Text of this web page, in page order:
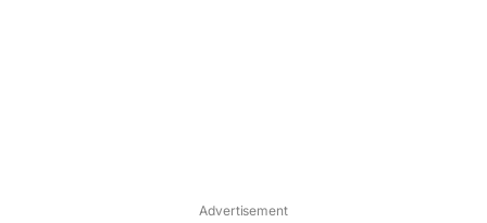
Advertisement